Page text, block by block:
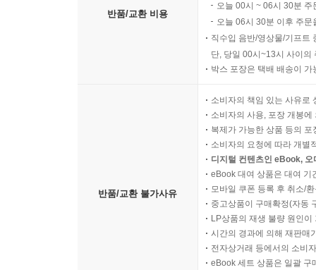
반품/교환 비용
오늘 00시 ~ 06시 30분
오늘 06시 30분 이후 주
직수입 음반/영상물/기프트
단, 당일 00시~13시 사이의
박스 포장은 택배 배송이
반품/교환 불가사유
소비자의 책임 있는 사유로
소비자의 사용, 포장 개봉
복제가 가능한 상품 등의
소비자의 요청에 따라 개별
디지털 컨텐츠인 eBook,
eBook 대여 상품은 대여 기
모바일 쿠폰 등록 후 취소/
중고상품이 구매확정(자동
LP상품의 재생 불량 원인
시간의 경과에 의해 재판매
전자상거래 등에서의 소비
eBook 세트 상품은 일괄 구